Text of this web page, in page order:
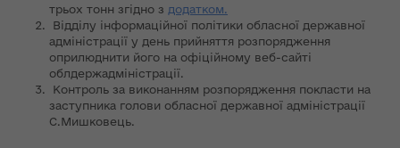
трьох тонн згідно з додатком.
Відділу інформаційної політики обласної державної
адміністрації у день прийняття розпорядження
оприлюднити його на офіційному веб-сайті
облдержадміністрації.
Контроль за виконанням розпорядження покласти на
заступника голови обласної державної адміністрації
С.Мишковець.